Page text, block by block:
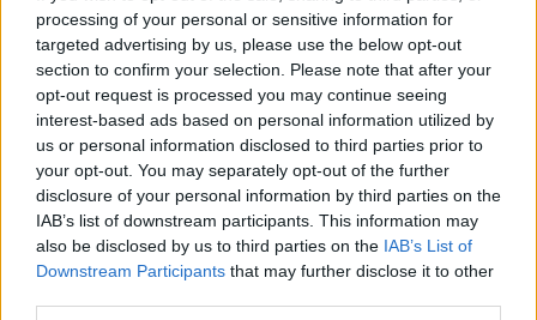
processing of your personal or sensitive information for
targeted advertising by us, please use the below opt-out
section to confirm your selection. Please note that after your
opt-out request is processed you may continue seeing
interest-based ads based on personal information utilized by
us or personal information disclosed to third parties prior to
your opt-out. You may separately opt-out of the further
disclosure of your personal information by third parties on the
IAB’s list of downstream participants. This information may
also be disclosed by us to third parties on the IAB’s List of
Downstream Participants that may further disclose it to other
CIENCIA Y TECNOLOGÍA